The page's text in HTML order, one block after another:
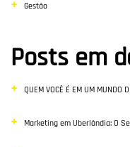
Gestão
Posts em
QUEM VOCÊ É EM UM MUNDO
Marketing em Uberlândia: O